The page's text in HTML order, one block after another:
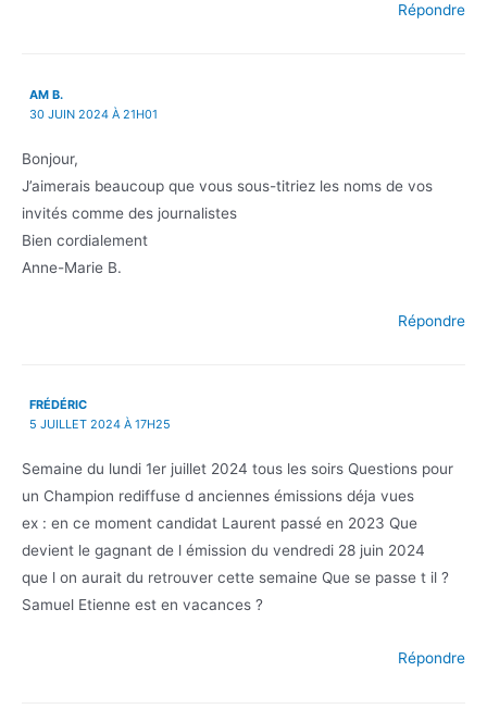
Répondre
AM B.
30 JUIN 2024 À 21H01
Bonjour,
J’aimerais beaucoup que vous sous-titriez les noms de vos
invités comme des journalistes
Bien cordialement
Anne-Marie B.
Répondre
FRÉDÉRIC
5 JUILLET 2024 À 17H25
Semaine du lundi 1er juillet 2024 tous les soirs Questions pour
un Champion rediffuse d anciennes émissions déja vues
ex : en ce moment candidat Laurent passé en 2023 Que
devient le gagnant de l émission du vendredi 28 juin 2024
que l on aurait du retrouver cette semaine Que se passe t il ?
Samuel Etienne est en vacances ?
Répondre